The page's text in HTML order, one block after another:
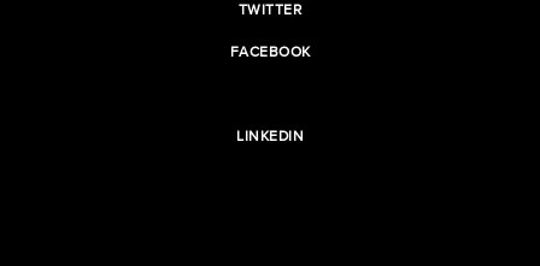
TWITTER
FACEBOOK
LINKEDIN